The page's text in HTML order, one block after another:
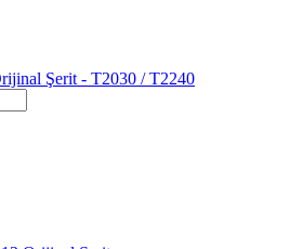
Şerit - T2030 / T2240